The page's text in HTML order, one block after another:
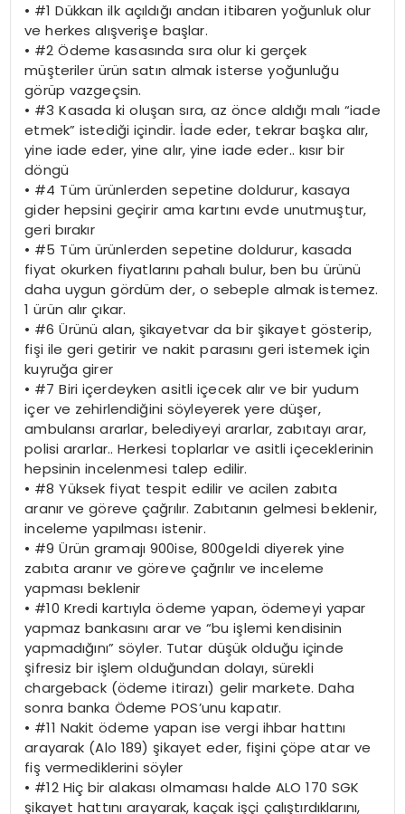
• #1 Dükkan ilk açıldığı andan itibaren yoğunluk olur
ve herkes alışverişe başlar.
• #2 Ödeme kasasında sıra olur ki gerçek
müşteriler ürün satın almak isterse yoğunluğu
görüp vazgeçsin.
• #3 Kasada ki oluşan sıra, az önce aldığı malı “iade
etmek” istediği içindir. İade eder, tekrar başka alır,
yine iade eder, yine alır, yine iade eder.. kısır bir
döngü
• #4 Tüm ürünlerden sepetine doldurur, kasaya
gider hepsini geçirir ama kartını evde unutmuştur,
geri bırakır
• #5 Tüm ürünlerden sepetine doldurur, kasada
fiyat okurken fiyatlarını pahalı bulur, ben bu ürünü
daha uygun gördüm der, o sebeple almak istemez.
1 ürün alır çıkar.
• #6 Ürünü alan, şikayetvar da bir şikayet gösterip,
fişi ile geri getirir ve nakit parasını geri istemek için
kuyruğa girer
• #7 Biri içerdeyken asitli içecek alır ve bir yudum
içer ve zehirlendiğini söyleyerek yere düşer,
ambulansı ararlar, belediyeyi ararlar, zabıtayı arar,
polisi ararlar.. Herkesi toplarlar ve asitli içeceklerinin
hepsinin incelenmesi talep edilir.
• #8 Yüksek fiyat tespit edilir ve acilen zabıta
aranır ve göreve çağrılır. Zabıtanın gelmesi beklenir,
inceleme yapılması istenir.
• #9 Ürün gramajı 900ise, 800geldi diyerek yine
zabıta aranır ve göreve çağrılır ve inceleme
yapması beklenir
• #10 Kredi kartıyla ödeme yapan, ödemeyi yapar
yapmaz bankasını arar ve “bu işlemi kendisinin
yapmadığını” söyler. Tutar düşük olduğu içinde
şifresiz bir işlem olduğundan dolayı, sürekli
chargeback (ödeme itirazı) gelir markete. Daha
sonra banka Ödeme POS’unu kapatır.
• #11 Nakit ödeme yapan ise vergi ihbar hattını
arayarak (Alo 189) şikayet eder, fişini çöpe atar ve
fiş vermediklerini söyler
• #12 Hiç bir alakası olmaması halde ALO 170 SGK
şikayet hattını arayarak, kaçak işçi çalıştırdıklarını,